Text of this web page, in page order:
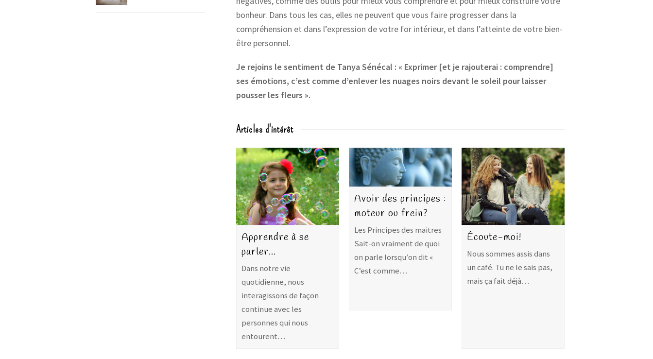
bonheur. Dans tous les cas, elles ne peuvent que vous faire progresser dans la
compréhension et dans l’expression de votre for intérieur, et dans l’atteinte de votre bien-
être personnel.
Je rejoins le sentiment de Tanya Sénécal : « Exprimer [et je rajouterai : comprendre]
ses émotions, c’est comme d’enlever les nuages noirs devant le soleil pour laisser
pousser les fleurs ».
Articles d'intérêt
Apprendre à se
parler…
Dans notre vie
quotidienne, nous
interagissons de façon
continue avec les
personnes qui nous
entourent…
Avoir des principes :
moteur ou frein?
Les Principes des maitres
Sait-on vraiment de quoi
on parle lorsqu’on dit «
C’est comme…
Écoute-moi!
Nous sommes assis dans
un café. Tu ne le sais pas,
mais ça fait déjà…